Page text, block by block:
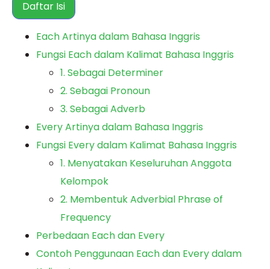
Daftar Isi
Each Artinya dalam Bahasa Inggris
Fungsi Each dalam Kalimat Bahasa Inggris
1. Sebagai Determiner
2. Sebagai Pronoun
3. Sebagai Adverb
Every Artinya dalam Bahasa Inggris
Fungsi Every dalam Kalimat Bahasa Inggris
1. Menyatakan Keseluruhan Anggota
Kelompok
2. Membentuk Adverbial Phrase of
Frequency
Perbedaan Each dan Every
Contoh Penggunaan Each dan Every dalam